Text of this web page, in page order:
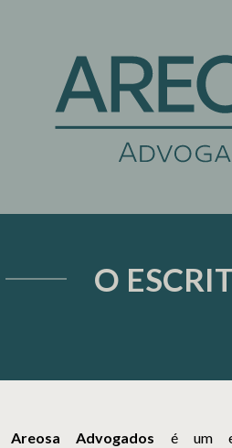
O
Areosa Advogados é um